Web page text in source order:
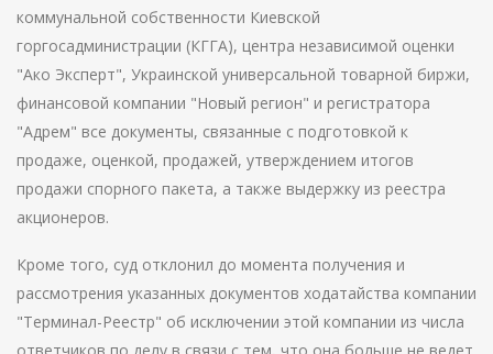
коммунальной собственности Киевской
горгосадминистрации (КГГА), центра независимой оценки
"Ако Эксперт", Украинской универсальной товарной биржи,
финансовой компании "Новый регион" и регистратора
"Адрем" все документы, связанные с подготовкой к
продаже, оценкой, продажей, утверждением итогов
продажи спорного пакета, а также выдержку из реестра
акционеров.
Кроме того, суд отклонил до момента получения и
рассмотрения указанных документов ходатайства компании
"Терминал-Реестр" об исключении этой компании из числа